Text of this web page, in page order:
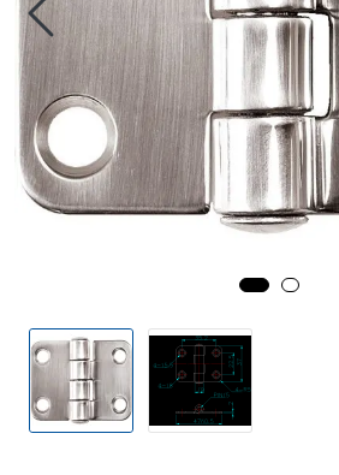
Fortøyning
Fritid/Sikkerhet
Båtpleie/Opplag
Outlet
Kampanje